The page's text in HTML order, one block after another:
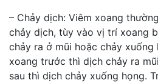
– Chảy dịch: Viêm xoang
chảy dịch, tùy vào vị trí xoang
chảy ra ở mũi hoặc chảy xuống
xoang trước thì dịch chảy ra
sau thì dịch chảy xuống họng.